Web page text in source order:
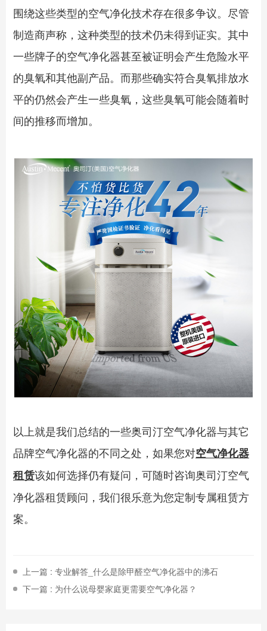
围绕这些类型的空气净化技术存在很多争议。尽管
制造商声称，这种类型的技术仍未得到证实。其中
一些牌子的空气净化器甚至被证明会产生危险水平
的臭氧和其他副产品。而那些确实符合臭氧排放水
平的仍然会产生一些臭氧，这些臭氧可能会随着时
间的推移而增加。
以上就是我们总结的一些奥司汀空气净化器与其它
品牌空气净化器的不同之处，如果您对空气净化器
租赁该如何选择仍有疑问，可随时咨询奥司汀空气
净化器租赁顾问，我们很乐意为您定制专属租赁方
案。
上一篇 : 专业解答_什么是除甲醛空气净化器中的沸石
下一篇 : 为什么说母婴家庭更需要空气净化器？